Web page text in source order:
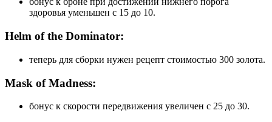
здоровья уменьшен с 15 до 10.
Helm of the Dominator:
теперь для сборки нужен рецепт стоимостью 300 золота.
Mask of Madness:
бонус к скорости передвижения увеличен с 25 до 30.